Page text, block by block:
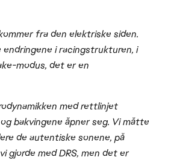
fra den elektriske siden.
endringene i racingstrukturen, i
modus, det er en
med rettlinjet
bakvingene åpner seg. Vi måtte
de autentiske sonene, på
gjorde med DRS, men det er